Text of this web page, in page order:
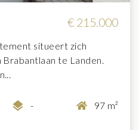
€ 215.000
situeert zich
te Landen.
- 97 m²